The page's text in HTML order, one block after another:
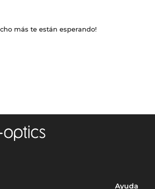
más te están esperando!
Ayuda